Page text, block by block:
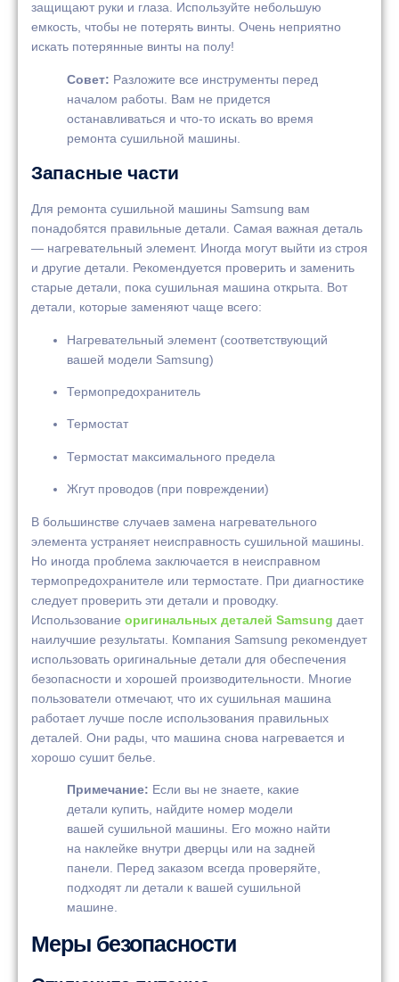
защищают руки и глаза. Используйте небольшую
емкость, чтобы не потерять винты. Очень неприятно
искать потерянные винты на полу!
Совет: Разложите все инструменты перед
началом работы. Вам не придется
останавливаться и что-то искать во время
ремонта сушильной машины.
Запасные части
Для ремонта сушильной машины Samsung вам
понадобятся правильные детали. Самая важная деталь
— нагревательный элемент. Иногда могут выйти из строя
и другие детали. Рекомендуется проверить и заменить
старые детали, пока сушильная машина открыта. Вот
детали, которые заменяют чаще всего:
Нагревательный элемент (соответствующий
вашей модели Samsung)
Термопредохранитель
Термостат
Термостат максимального предела
Жгут проводов (при повреждении)
В большинстве случаев замена нагревательного
элемента устраняет неисправность сушильной машины.
Но иногда проблема заключается в неисправном
термопредохранителе или термостате. При диагностике
следует проверить эти детали и проводку.
Использование оригинальных деталей Samsung дает
наилучшие результаты. Компания Samsung рекомендует
использовать оригинальные детали для обеспечения
безопасности и хорошей производительности. Многие
пользователи отмечают, что их сушильная машина
работает лучше после использования правильных
деталей. Они рады, что машина снова нагревается и
хорошо сушит белье.
Примечание: Если вы не знаете, какие
детали купить, найдите номер модели
вашей сушильной машины. Его можно найти
на наклейке внутри дверцы или на задней
панели. Перед заказом всегда проверяйте,
подходят ли детали к вашей сушильной
машине.
Меры безопасности